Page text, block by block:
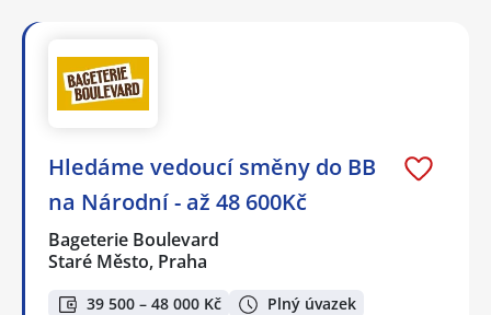
Hledáme vedoucí směny do BB
na Národní - až 48 600Kč
Bageterie Boulevard
Staré Město, Praha
39 500 – 48 000 Kč Plný úvazek